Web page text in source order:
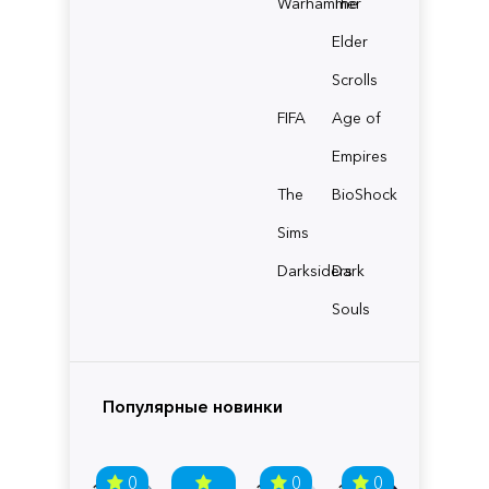
Elder
Scrolls
FIFA
Age of
Empires
The
Sims
BioShock
Darksiders
Dark
Souls
Популярные новинки
0 0 0